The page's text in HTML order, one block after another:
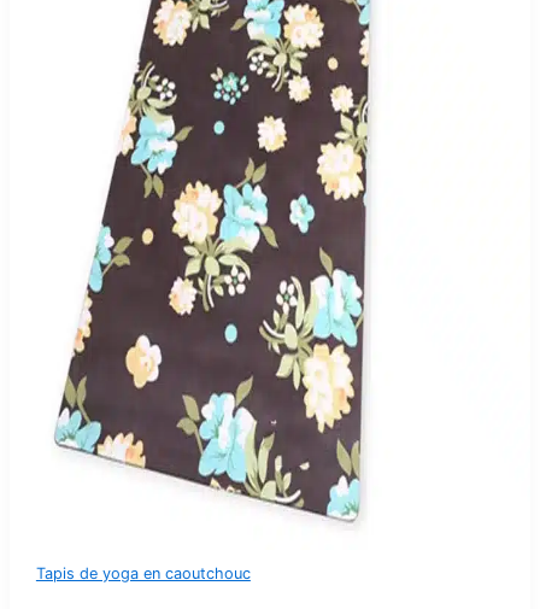
Tapis de yoga en caoutchouc